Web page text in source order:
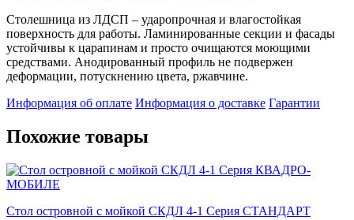
Столешница из ЛДСП – ударопрочная и влагостойкая
поверхность для работы. Ламинированные секции и фасады
устойчивы к царапинам и просто очищаются моющими
средствами. Анодированный профиль не подвержен
деформации, потускнению цвета, ржавчине.
Информация об оплате Информация о доставке Гарантии
Похожие товары
Стол островной с мойкой СКДЛ 4-1 Серия СТАНДАРТ